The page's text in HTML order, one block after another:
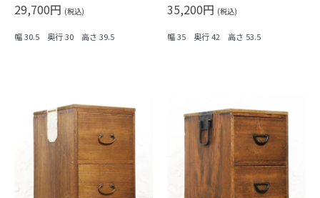
29,700円 (税込)
幅 30.5 奥行 30 高さ 39.5
35,200円 (税込)
幅 35 奥行 42 高さ 53.5